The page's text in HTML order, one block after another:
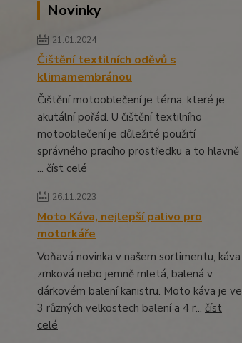
Novinky
21.01.2024
Čištění textilních oděvů s
klimamembránou
Čištění motooblečení je téma, které je
akutální pořád. U čištění textilního
motooblečení je důležité použití
správného pracího prostředku a to hlavně
... číst celé
26.11.2023
Moto Káva, nejlepší palivo pro
motorkáře
Voňavá novinka v našem sortimentu, káva
zrnková nebo jemně mletá, balená v
dárkovém balení kanistru. Moto káva je ve
3 různých velkostech balení a 4 r... číst
celé